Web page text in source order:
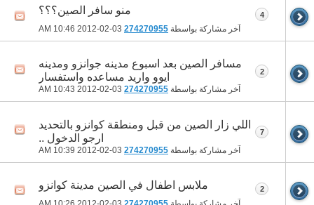
منو سافر الصين؟؟؟
آخر مشاركة بواسطة 274270955
10:46 AM
4
مسافر الصين بعد اسبوع مدينه جوانزو ومدينه
ايوو واريد مساعده واستفسار
آخر مشاركة بواسطة 274270955
10:43 AM
2
اللي زار الصين من قبل ومنطقة كوانزو بالتحديد
ارجو الدخول ..
آخر مشاركة بواسطة 274270955
10:39 AM
7
ملابس اطفال في الصين مدينة كوانزو 2